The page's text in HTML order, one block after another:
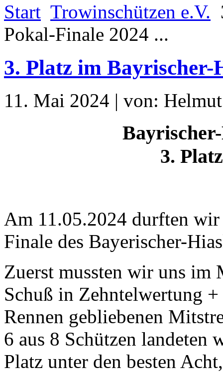
Start Trowinschützen e.V.
Pokal-Finale 2024 ...
3. Platz im Bayrischer-
11. Mai 2024 | von:
3.
Am 11.05.2024 durften
Finale des Bayerischer-
Zuerst mussten wir uns im
Schuß in Zehntelwertung
Rennen gebliebenen
6 aus 8 Schützen landeten
Platz unter den besten